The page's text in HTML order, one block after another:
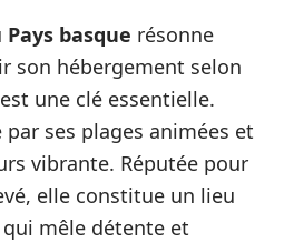
Pays basque résonne
son hébergement selon
une clé essentielle.
ses plages animées et
vibrante. Réputée pour
elle constitue un lieu
mêle détente et